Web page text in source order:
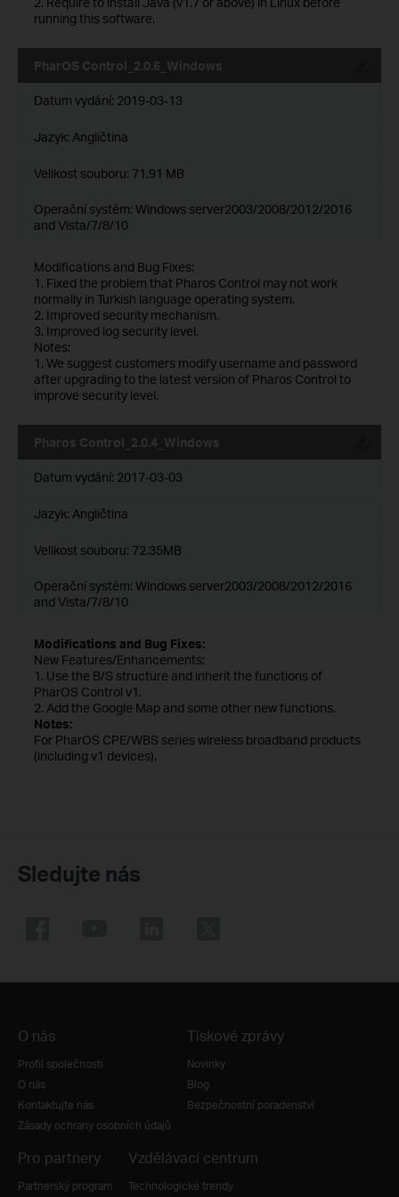
running this software.
PharOS Control_2.0.6_Windows
Datum vydání: 2019-03-13
Jazyk: Angličtina
Velikost souboru: 71.91 MB
Operační systém: Windows server2003/2008/2012/2016
and Vista/7/8/10
Modifications and Bug Fixes:
1. Fixed the problem that Pharos Control may not work
normally in Turkish language operating system.
2. Improved security mechanism.
3. Improved log security level.
Notes:
1. We suggest customers modify username and password
after upgrading to the latest version of Pharos Control to
improve security level.
Pharos Control_2.0.4_Windows
Datum vydání: 2017-03-03
Jazyk: Angličtina
Velikost souboru: 72.35MB
Operační systém: Windows server2003/2008/2012/2016
and Vista/7/8/10
Modifications and Bug Fixes:
New Features/Enhancements:
1. Use the B/S structure and inherit the functions of
PharOS Control v1.
2. Add the Google Map and some other new functions.
Notes:
For PharOS CPE/WBS series wireless broadband products
(including v1 devices).
Sledujte nás
O nás
Profil společnosti
O nás
Kontaktujte nás
Zásady ochrany osobních údajů
Tiskové zprávy
Novinky
Blog
Bezpečnostní poradenství
Pro partnery
Partnerský program
Vzdělávací centrum
Technologické trendy